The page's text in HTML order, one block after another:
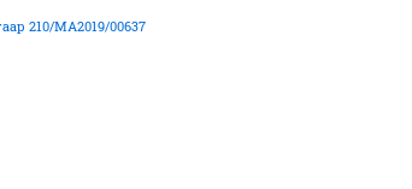
210/МА2019/00637